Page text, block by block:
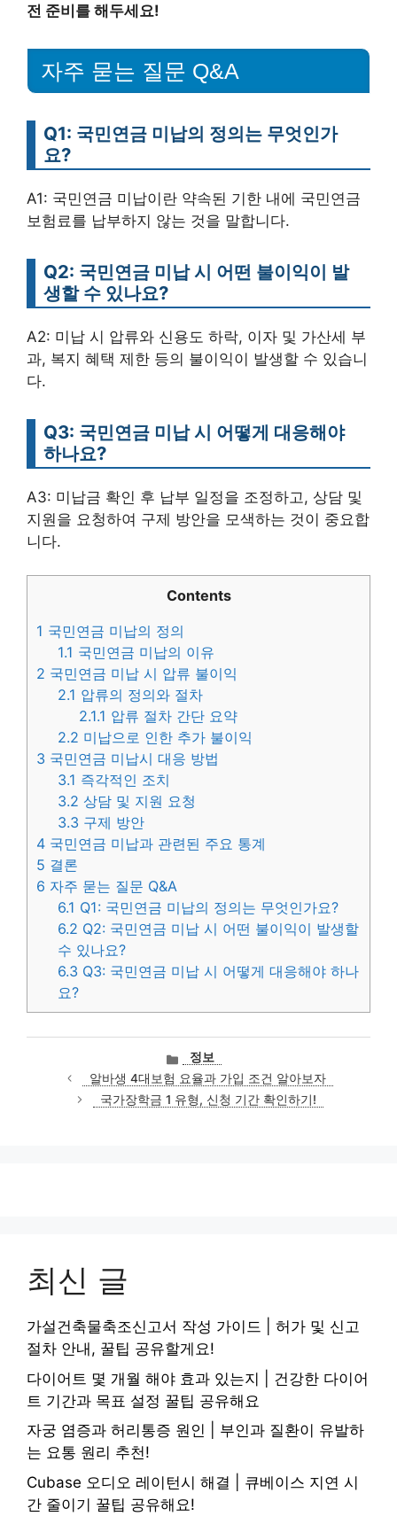
전 준비를 해두세요!
자주 묻는 질문 Q&A
Q1: 국민연금 미납의 정의는 무엇인가
요?
A1: 국민연금 미납이란 약속된 기한 내에 국민연금
보험료를 납부하지 않는 것을 말합니다.
Q2: 국민연금 미납 시 어떤 불이익이 발
생할 수 있나요?
A2: 미납 시 압류와 신용도 하락, 이자 및 가산세 부
과, 복지 혜택 제한 등의 불이익이 발생할 수 있습니
다.
Q3: 국민연금 미납 시 어떻게 대응해야
하나요?
A3: 미납금 확인 후 납부 일정을 조정하고, 상담 및
지원을 요청하여 구제 방안을 모색하는 것이 중요합
니다.
Contents
1 국민연금 미납의 정의
1.1 국민연금 미납의 이유
2 국민연금 미납 시 압류 불이익
2.1 압류의 정의와 절차
2.1.1 압류 절차 간단 요약
2.2 미납으로 인한 추가 불이익
3 국민연금 미납시 대응 방법
3.1 즉각적인 조치
3.2 상담 및 지원 요청
3.3 구제 방안
4 국민연금 미납과 관련된 주요 통계
5 결론
6 자주 묻는 질문 Q&A
6.1 Q1: 국민연금 미납의 정의는 무엇인가요?
6.2 Q2: 국민연금 미납 시 어떤 불이익이 발생할
수 있나요?
6.3 Q3: 국민연금 미납 시 어떻게 대응해야 하나
요?
카
테
고
리
정보
알바생 4대보험 요율과 가입 조건 알아보자
국가장학금 1 유형, 신청 기간 확인하기!
최신 글
가설건축물축조신고서 작성 가이드 | 허가 및 신고
절차 안내, 꿀팁 공유할게요!
다이어트 몇 개월 해야 효과 있는지 | 건강한 다이어
트 기간과 목표 설정 꿀팁 공유해요
자궁 염증과 허리통증 원인 | 부인과 질환이 유발하
는 요통 원리 추천!
Cubase 오디오 레이턴시 해결 | 큐베이스 지연 시
간 줄이기 꿀팁 공유해요!